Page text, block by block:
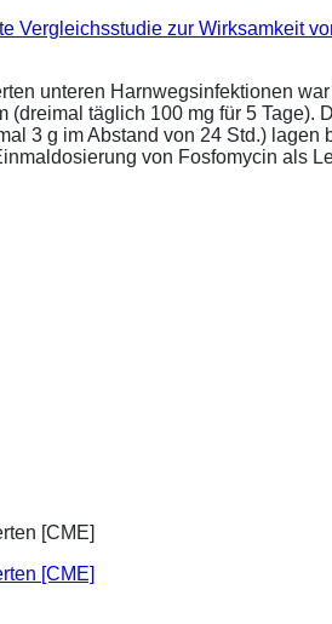
Vergleichsstudie zur Wirksamkeit
unteren Harnwegsinfektionen
(dreimal täglich 100 mg für 5
3 g im Abstand von 24 Std.)
von Fosfomycin als
[CME]